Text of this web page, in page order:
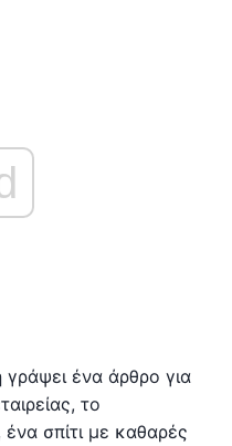
γράψει ένα άρθρο για
το
σπίτι με καθαρές